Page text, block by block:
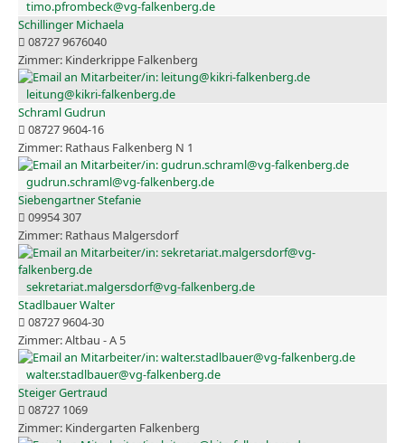
timo.pfrombeck@vg-falkenberg.de
Schillinger Michaela
08727 9676040
Kinderkrippe Falkenberg
leitung@kikri-falkenberg.de
Schraml Gudrun
08727 9604-16
Rathaus Falkenberg N 1
gudrun.schraml@vg-falkenberg.de
Siebengartner Stefanie
09954 307
Rathaus Malgersdorf
sekretariat.malgersdorf@vg-falkenberg.de
Stadlbauer Walter
08727 9604-30
Altbau - A 5
walter.stadlbauer@vg-falkenberg.de
Steiger Gertraud
08727 1069
Kindergarten Falkenberg